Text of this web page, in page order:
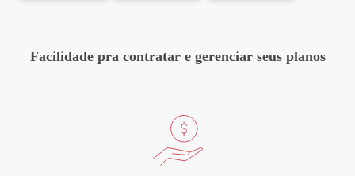
Facilidade pra contratar e gerenciar seus planos
Ao clicar em enviar, vamos salvar os dados que você inseriu e, caso não finalize o
processo de adesão, esses dados serão excluídos automaticamente em 90 dias.